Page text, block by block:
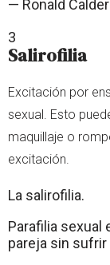
— Ronald
3
Salirofilia
Excitación por
sexual. Esto
maquillaje o
excitación.
La salirofilia.
Parafilia sexual
pareja sin